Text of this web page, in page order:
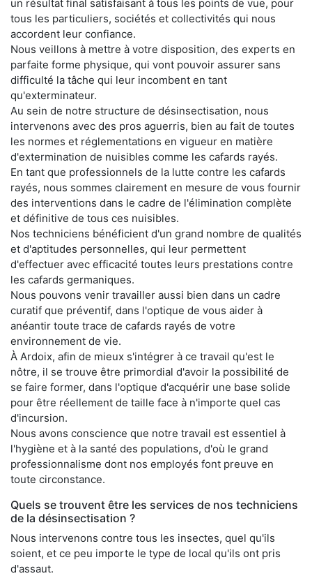
un résultat final satisfaisant à tous les points de vue, pour
tous les particuliers, sociétés et collectivités qui nous
accordent leur confiance.
Nous veillons à mettre à votre disposition, des experts en
parfaite forme physique, qui vont pouvoir assurer sans
difficulté la tâche qui leur incombent en tant
qu'exterminateur.
Au sein de notre structure de désinsectisation, nous
intervenons avec des pros aguerris, bien au fait de toutes
les normes et réglementations en vigueur en matière
d'extermination de nuisibles comme les cafards rayés.
En tant que professionnels de la lutte contre les cafards
rayés, nous sommes clairement en mesure de vous fournir
des interventions dans le cadre de l'élimination complète
et définitive de tous ces nuisibles.
Nos techniciens bénéficient d'un grand nombre de qualités
et d'aptitudes personnelles, qui leur permettent
d'effectuer avec efficacité toutes leurs prestations contre
les cafards germaniques.
Nous pouvons venir travailler aussi bien dans un cadre
curatif que préventif, dans l'optique de vous aider à
anéantir toute trace de cafards rayés de votre
environnement de vie.
À Ardoix, afin de mieux s'intégrer à ce travail qu'est le
nôtre, il se trouve être primordial d'avoir la possibilité de
se faire former, dans l'optique d'acquérir une base solide
pour être réellement de taille face à n'importe quel cas
d'incursion.
Nous avons conscience que notre travail est essentiel à
l'hygiène et à la santé des populations, d'où le grand
professionnalisme dont nos employés font preuve en
toute circonstance.
Quels se trouvent être les services de nos techniciens
de la désinsectisation ?
Nous intervenons contre tous les insectes, quel qu'ils
soient, et ce peu importe le type de local qu'ils ont pris
d'assaut.